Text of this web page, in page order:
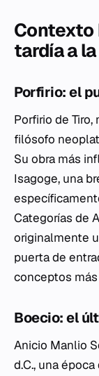
Contexto
tardía a
Porfirio: el
Porfirio de
filósofo
Su obra más
Isagoge, una
Categorías de
originalmente
puerta de
conceptos
Boecio: el
Anicio Manlio
d.C., una